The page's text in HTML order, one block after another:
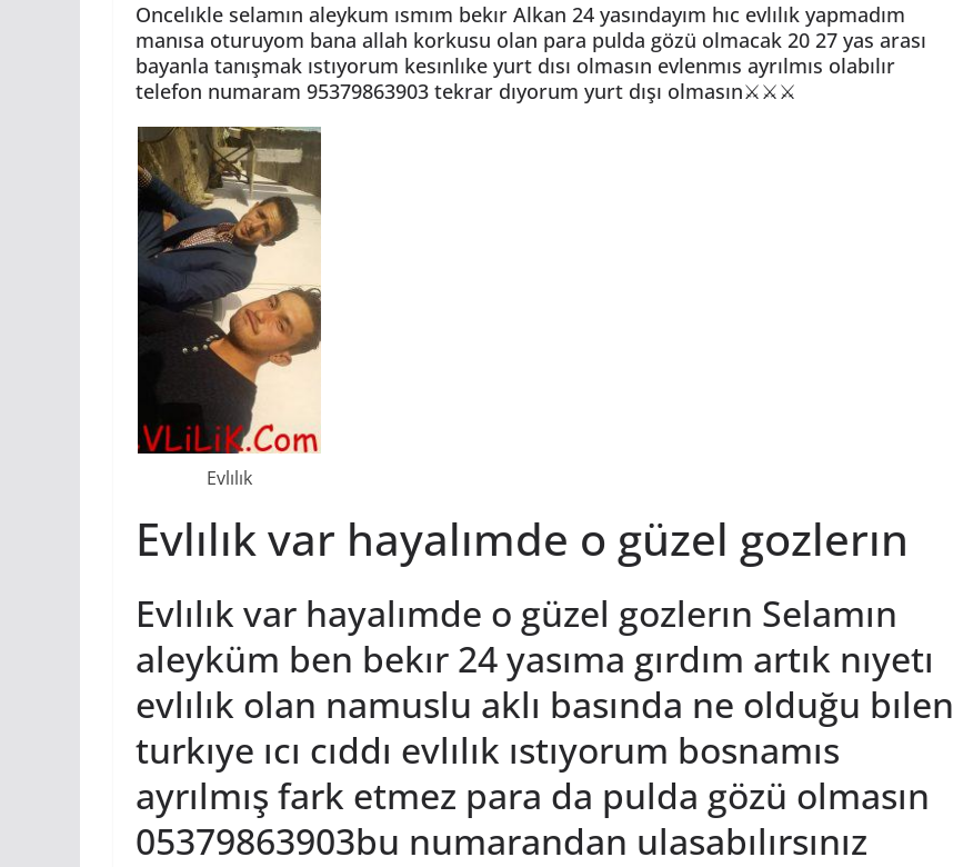
Oncelıkle selamın aleykum ısmım bekır Alkan 24 yasındayım hıc evlılık yapmadım
manısa oturuyom bana allah korkusu olan para pulda gözü olmacak 20 27 yas arası
bayanla tanışmak ıstıyorum kesınlıke yurt dısı olmasın evlenmıs ayrılmıs olabılır
telefon numaram 95379863903 tekrar dıyorum yurt dışı olmasın⚔️⚔️⚔️
Evlılık
Evlılık var hayalımde o güzel gozlerın
Evlılık var hayalımde o güzel gozlerın Selamın
aleyküm ben bekır 24 yasıma gırdım artık nıyetı
evlılık olan namuslu aklı basında ne olduğu bılen
turkıye ıcı cıddı evlılık ıstıyorum bosnamıs
ayrılmış fark etmez para da pulda gözü olmasın
05379863903bu numarandan ulasabılırsınız